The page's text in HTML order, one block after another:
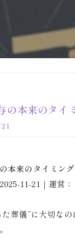
の本来のタイ
本来のタイミン
11-21｜運営
葬儀”に大切なの